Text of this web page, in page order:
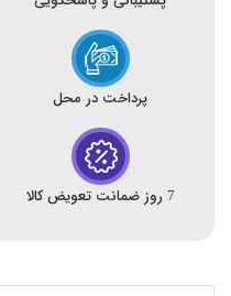
پرداخت در محل
7 روز ضمانت تعویض کالا